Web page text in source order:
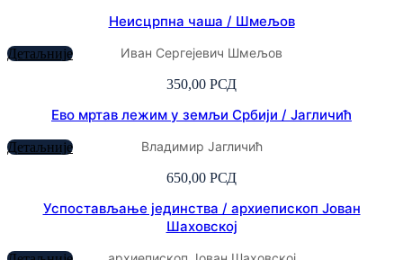
Неисцрпна чаша / Шмељов
Иван Сергејевич Шмељов
350,00 РСД
Детаљније
Ево мртав лежим у земљи Србији / Јагличић
Владимир Јагличић
650,00 РСД
Детаљније
Успостављање јединства / архиепископ Јован
Шаховској